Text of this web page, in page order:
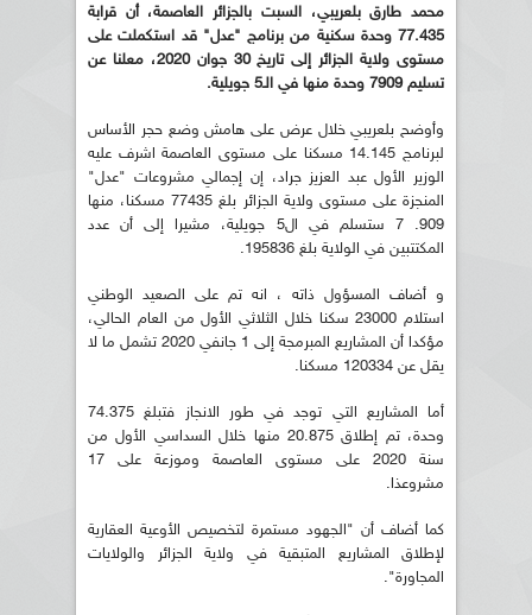
محمد طارق بلعريبي، السبت بالجزائر العاصمة، أن قرابة
77.435 وحدة سكنية من برنامج "عدل" قد استكملت على
مستوى ولاية الجزائر إلى تاريخ 30 جوان 2020، معلنا عن
تسليم 7909 وحدة منها في الـ5 جويلية.
وأوضح بلعريبي خلال عرض على هامش وضع حجر الأساس
لبرنامج 14.145 مسكنا على مستوى العاصمة اشرف عليه
الوزير الأول عبد العزيز جراد، إن إجمالي مشروعات "عدل"
المنجزة على مستوى ولاية الجزائر بلغ 77435 مسكنا، منها
909. 7 ستسلم في ال5 جويلية، مشيرا إلى أن عدد
المكتتبين في الولاية بلغ 195836.
و أضاف المسؤول ذاته ، انه تم على الصعيد الوطني
استلام 23000 سكنا خلال الثلاثي الأول من العام الحالي،
مؤكدا أن المشاريع المبرمجة إلى 1 جانفي 2020 تشمل ما لا
يقل عن 120334 مسكنا.
أما المشاريع التي توجد في طور الانجاز فتبلغ 74.375
وحدة، تم إطلاق 20.875 منها خلال السداسي الأول من
سنة 2020 على مستوى العاصمة وموزعة على 17
مشروعذا.
كما أضاف أن "الجهود مستمرة لتخصيص الأوعية العقارية
لإطلاق المشاريع المتبقية في ولاية الجزائر والولايات
المجاورة".